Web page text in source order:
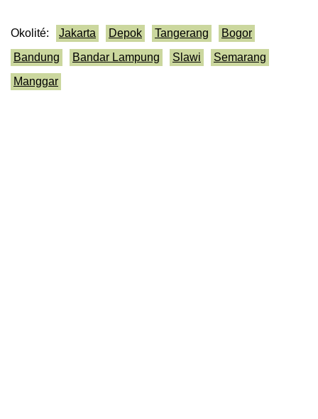
Okolité: Jakarta Depok Tangerang
Bogor
Bandung
Bandar Lampung Slawi
Semarang
Manggar